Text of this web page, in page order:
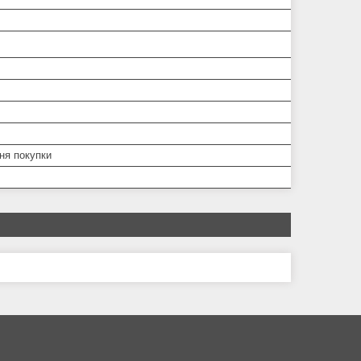
покупки